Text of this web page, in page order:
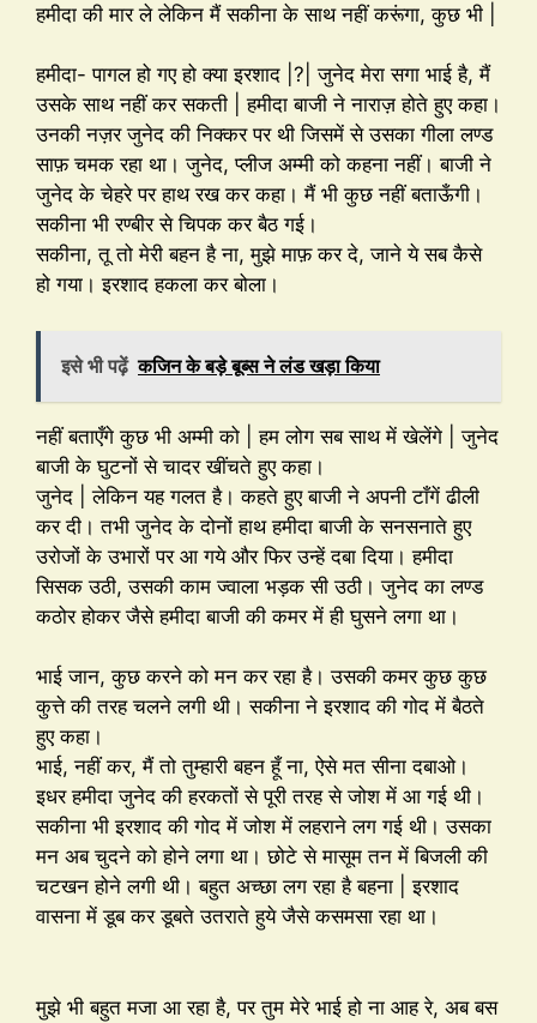
हमीदा की मार ले लेकिन मैं सकीना के साथ नहीं करूंगा, कुछ भी |
हमीदा- पागल हो गए हो क्या इरशाद |?| जुनेद मेरा सगा भाई है, मैं
उसके साथ नहीं कर सकती | हमीदा बाजी ने नाराज़ होते हुए कहा।
उनकी नज़र जुनेद की निक्कर पर थी जिसमें से उसका गीला लण्ड
साफ़ चमक रहा था। जुनेद, प्लीज अम्मी को कहना नहीं। बाजी ने
जुनेद के चेहरे पर हाथ रख कर कहा। मैं भी कुछ नहीं बताऊँगी।
सकीना भी रण्बीर से चिपक कर बैठ गई।
सकीना, तू तो मेरी बहन है ना, मुझे माफ़ कर दे, जाने ये सब कैसे
हो गया। इरशाद हकला कर बोला।
इसे भी पढ़ें कजिन के बड़े बूब्स ने लंड खड़ा किया
नहीं बताएँगे कुछ भी अम्मी को | हम लोग सब साथ में खेलेंगे | जुनेद
बाजी के घुटनों से चादर खींचते हुए कहा।
जुनेद | लेकिन यह गलत है। कहते हुए बाजी ने अपनी टाँगें ढीली
कर दी। तभी जुनेद के दोनों हाथ हमीदा बाजी के सनसनाते हुए
उरोजों के उभारों पर आ गये और फिर उन्हें दबा दिया। हमीदा
सिसक उठी, उसकी काम ज्वाला भड़क सी उठी। जुनेद का लण्ड
कठोर होकर जैसे हमीदा बाजी की कमर में ही घुसने लगा था।
भाई जान, कुछ करने को मन कर रहा है। उसकी कमर कुछ कुछ
कुत्ते की तरह चलने लगी थी। सकीना ने इरशाद की गोद में बैठते
हुए कहा।
भाई, नहीं कर, मैं तो तुम्हारी बहन हूँ ना, ऐसे मत सीना दबाओ।
इधर हमीदा जुनेद की हरकतों से पूरी तरह से जोश में आ गई थी।
सकीना भी इरशाद की गोद में जोश में लहराने लग गई थी। उसका
मन अब चुदने को होने लगा था। छोटे से मासूम तन में बिजली की
चटखन होने लगी थी। बहुत अच्छा लग रहा है बहना | इरशाद
वासना में डूब कर डूबते उतराते हुये जैसे कसमसा रहा था।
मुझे भी बहुत मजा आ रहा है, पर तुम मेरे भाई हो ना आह रे, अब बस